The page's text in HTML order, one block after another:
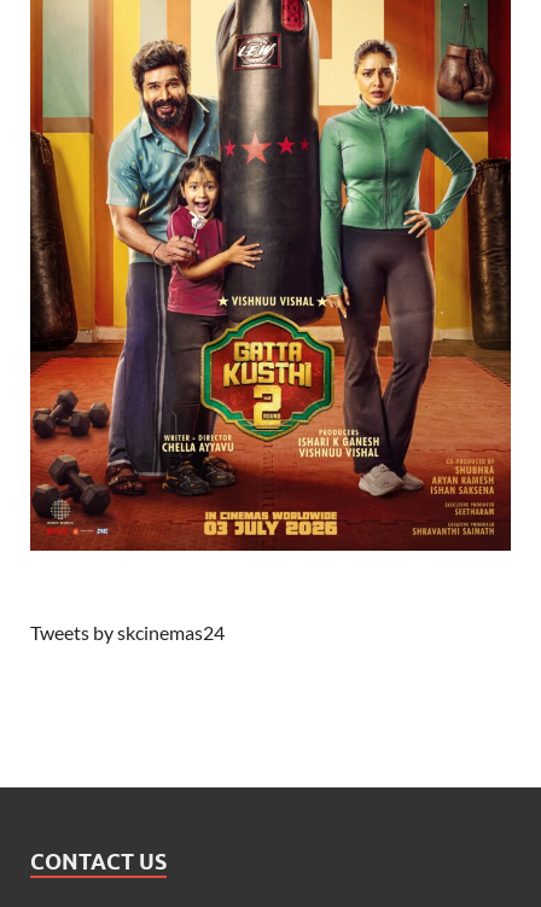
Tweets by skcinemas24
CONTACT US